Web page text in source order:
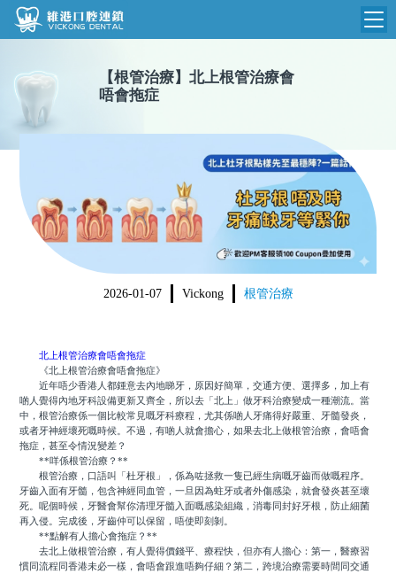
維港首頁
品牌介紹
環境設備
醫院新聞
收費標準
收費總表
植牙收費
根管收費
美學收費
醫生團隊
門診時間
【根管治療】 北上根管治療會
唔會拖症
2026-01-07 Vickong 根管治療
北上根管治療會唔會拖症
《北上根管治療會唔會拖症》
近年唔少香港人都鍾意去內地睇牙，原因好簡單，交通方便、選擇多，加上有
啲人覺得內地牙科設備更新又齊全，所以去「北上」做牙科治療變成一種潮流。當
中，根管治療係一個比較常見嘅牙科療程，尤其係啲人牙痛得好嚴重、牙髓發炎，
或者牙神經壞死嘅時候。不過，有啲人就會擔心，如果去北上做根管治療，會唔會
拖症，甚至令情況變差？
**咩係根管治療？**
根管治療，口語叫「杜牙根」，係為咗拯救一隻已經生病嘅牙齒而做嘅程序。
牙齒入面有牙髓，包含神經同血管，一旦因為蛀牙或者外傷感染，就會發炎甚至壞
死。呢個時候，牙醫會幫你清理牙髓入面嘅感染組織，消毒同封好牙根，防止細菌
再入侵。完成後，牙齒仲可以保留，唔使即刻剝。
**點解有人擔心會拖症？**
去北上做根管治療，有人覺得價錢平、療程快，但亦有人擔心：第一，醫療習
慣同流程同香港未必一樣，會唔會跟進唔夠仔細？第二，跨境治療需要時間同交通